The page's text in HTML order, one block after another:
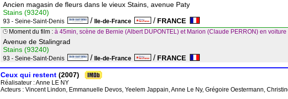
Ancien magasin de fleurs dans le vieux Stains, avenue Paty
Stains (93240)
93 - Seine-Saint-Denis / Ile-de-France / FRANCE
Moment du film : à 45min, scène de Bernie (Albert DUPONTEL) et Marion (Claude PERRON) en voiture
Avenue de Stalingrad
Stains (93240)
93 - Seine-Saint-Denis / Ile-de-France / FRANCE
Ceux qui restent (2007)
Réalisateur :Anne LE NY
Acteurs : Vincent Lindon, Emmanuelle Devos, Yeelem Jappain, Anne Le Ny, Grégoire Oestermann,